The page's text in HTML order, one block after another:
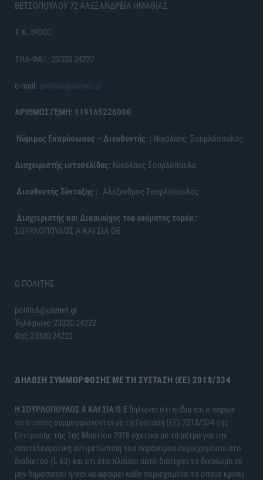
ΒΕΤΣΟΠΟΥΛΟΥ 72 ΑΛΕΞΑΝΔΡΕΙΑ ΗΜΑΘΙΑΣ
Τ.Κ. 59300
ΤΗΛ-ΦΑΞ: 23330 24222
e-mail: politis6@otenet.gr
ΑΡΙΘΜΟΣ ΓΕΜΗ: 119165226000
Νόμιμος Εκπρόσωπος – Διευθυντής : Νικόλαος Σουρλόπουλος
Διαχειριστής ιστοσελίδας: Νικόλαος Σουρλόπουλο
Διευθυντής Σύνταξης : Αλέξανδρος Σουρλόπουλος
Διαχειριστής και Δικαιούχος του ονόματος τομέα :
ΣΟΥΡΛΟΠΟΥΛΟΣ Α ΚΑΙ ΣΙΑ ΟΕ
Ο ΠΟΛΙΤΗΣ
politis6@otenet.gr
Τηλέφωνο:23330 24222
Φαξ:23330 24222
ΔΉΛΩΣΗ ΣΥΜΜΌΡΦΩΣΗΣ ΜΕ ΤΗ ΣΎΣΤΑΣΗ (ΕΕ) 2018/334
H ΣΟΥΡΛΟΠΟΥΛΟΣ Α ΚΑΙ ΣΙΑ Ο.Ε δηλώνει ότι η ίδια και ο παρών
ιστότοπος συμμορφώνονται με τη Σύσταση (ΕΕ) 2018/334 της
Επιτροπής της 1ης Μαρτίου 2018 σχετικά με τα μέτρα για την
αποτελεσματική αντιμετώπιση του παράνομου περιεχομένου στο
διαδίκτυο (L 63) και ότι στο πλαίσιο αυτό διατηρεί το δικαίωμα να
μην δημοσιεύει ή/και να αφαιρεί κάθε περιεχόμενο το οποίο κρίνει